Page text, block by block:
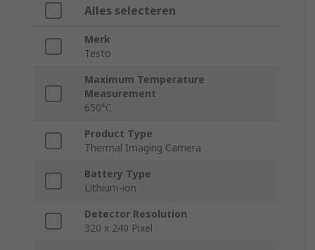
Alles selecteren
Merk
Testo
Maximum Temperature
Measurement
650°C
Product Type
Thermal Imaging Camera
Battery Type
Lithium-ion
Detector Resolution
320 x 240 Pixel